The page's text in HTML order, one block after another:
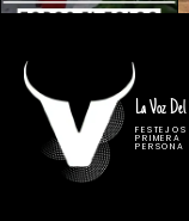
La Voz
FESTEJOS
PRIMERA
PERSONA